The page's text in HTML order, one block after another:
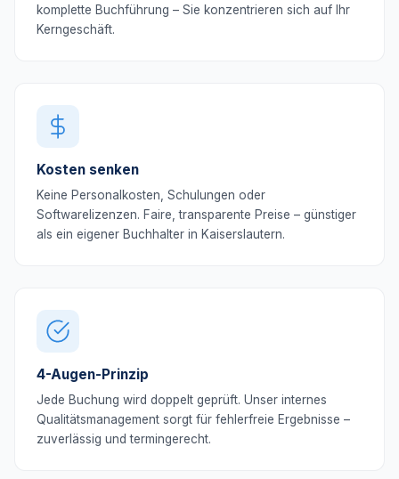
komplette Buchführung – Sie konzentrieren sich auf Ihr
Kerngeschäft.
Kosten senken
Keine Personalkosten, Schulungen oder
Softwarelizenzen. Faire, transparente Preise – günstiger
als ein eigener Buchhalter in Kaiserslautern.
4-Augen-Prinzip
Jede Buchung wird doppelt geprüft. Unser internes
Qualitätsmanagement sorgt für fehlerfreie Ergebnisse –
zuverlässig und termingerecht.